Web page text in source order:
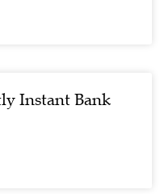
Instant Bank